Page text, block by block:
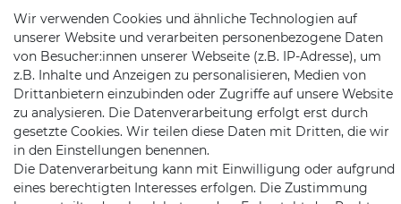
KONTAKT
Telefon:09721 / 9453362
Mail:info@satshopping.de
Kopenhagenstr. 4
97424 Schweinfurt
Wir verwenden Cookies und ähnliche Technologien auf
unserer Website und verarbeiten personenbezogene Daten
von Besucher:innen unserer Webseite (z.B. IP-Adresse), um
z.B. Inhalte und Anzeigen zu personalisieren, Medien von
Drittanbietern einzubinden oder Zugriffe auf unsere Website
zu analysieren. Die Datenverarbeitung erfolgt erst durch
gesetzte Cookies. Wir teilen diese Daten mit Dritten, die wir
in den Einstellungen benennen.
Die Datenverarbeitung kann mit Einwilligung oder aufgrund
eines berechtigten Interesses erfolgen. Die Zustimmung